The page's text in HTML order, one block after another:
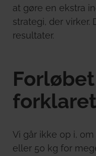
at gøre en ekstra
strategi, der
resultater.
forklaret
Vi går ikke op i,
eller 50 kg for